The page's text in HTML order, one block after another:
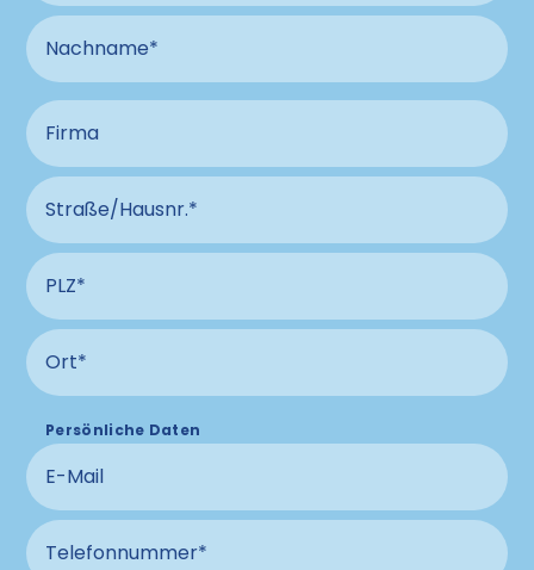
Nachname
Firma
Straße und Hausnummer Anschluss
PLZ Anschluss
Ort Anschluss
Persönliche Daten
E-Mail
Telefonnummer